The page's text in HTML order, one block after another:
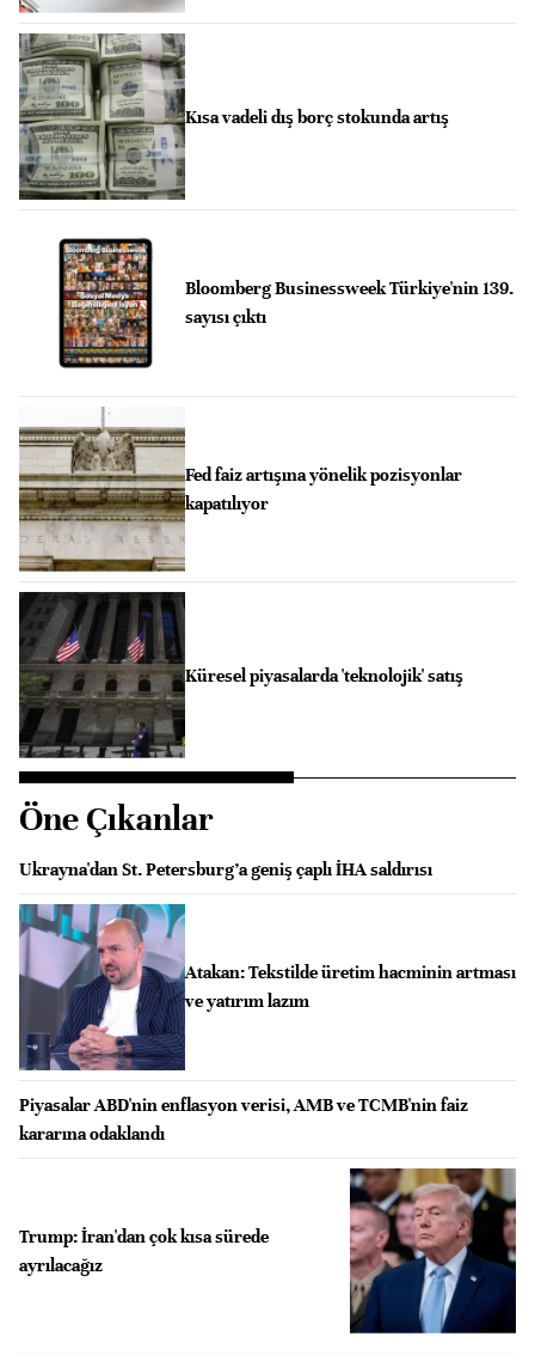
Kısa vadeli dış borç stokunda artış
Bloomberg Businessweek Türkiye'nin 139.
sayısı çıktı
Fed faiz artışına yönelik pozisyonlar
kapatılıyor
Küresel piyasalarda 'teknolojik' satış
Öne Çıkanlar
Ukrayna'dan St. Petersburg’a geniş çaplı İHA saldırısı
Atakan: ⁠Tekstilde üretim hacminin artması
ve yatırım lazım
Piyasalar ABD'nin enflasyon verisi, AMB ve TCMB'nin faiz
kararına odaklandı
Trump: İran'dan çok kısa sürede
ayrılacağız